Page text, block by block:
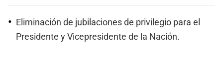
Eliminación de jubilaciones de privilegio para el
Presidente y Vicepresidente de la Nación.